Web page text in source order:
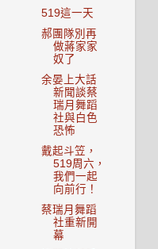
519這一天
郝團隊別再
做蔣家家
奴了
余晏上大話
新聞談蔡
瑞月舞蹈
社與白色
恐怖
戴起斗笠，
519周六，
我們一起
向前行！
蔡瑞月舞蹈
社重新開
幕